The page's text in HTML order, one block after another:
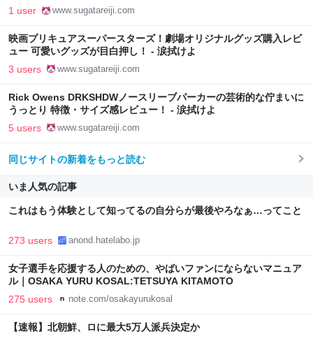
1 user www.sugatareiji.com
映画プリキュアスーパースターズ！劇場オリジナルグッズ購入レビ
ュー 可愛いグッズが目白押し！ - 涙拭けよ
3 users www.sugatareiji.com
Rick Owens DRKSHDWノースリーブパーカーの芸術的な佇まいに
うっとり 特徴・サイズ感レビュー！ - 涙拭けよ
5 users www.sugatareiji.com
同じサイトの新着をもっと読む
いま人気の記事
これはもう体験として知ってるの自分らが最後やろなぁ…ってこと
273 users anond.hatelabo.jp
女子選手を応援する人のための、やばいファンにならないマニュア
ル｜OSAKA YURU KOSAL:TETSUYA KITAMOTO
275 users note.com/osakayurukosal
【速報】北朝鮮、ロに最大5万人派兵決定か